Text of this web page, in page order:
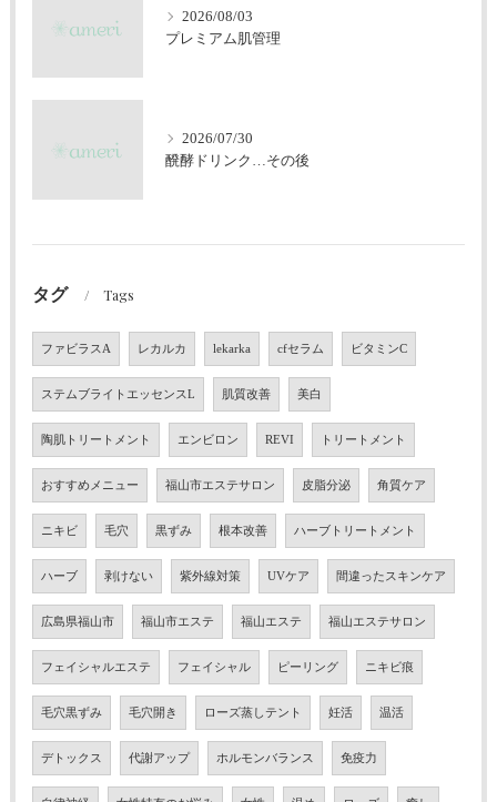
2026/08/03
プレミアム肌管理
2026/07/30
醗酵ドリンク…その後
タグ Tags
ファビラスA レカルカ lekarka cfセラム ビタミンC
ステムブライトエッセンスL 肌質改善 美白
陶肌トリートメント エンビロン REVI トリートメント
おすすめメニュー 福山市エステサロン 皮脂分泌 角質ケア
ニキビ 毛穴 黒ずみ 根本改善 ハーブトリートメント
ハーブ 剥けない 紫外線対策 UVケア 間違ったスキンケア
広島県福山市 福山市エステ 福山エステ 福山エステサロン
フェイシャルエステ フェイシャル ピーリング ニキビ痕
毛穴黒ずみ 毛穴開き ローズ蒸しテント 妊活 温活
デトックス 代謝アップ ホルモンバランス 免疫力